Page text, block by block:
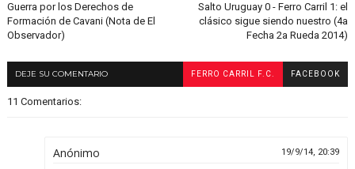
Salto Uruguay 0 - Ferro Carril 1: el
clásico sigue siendo nuestro (4a
Fecha 2a Rueda 2014)
Guerra por los Derechos de
Formación de Cavani (Nota de El
Observador)
DEJE SU COMENTARIO FERRO CARRIL F.C. FACEBOOK
11 Comentarios:
Anónimo 19/9/14, 20:39